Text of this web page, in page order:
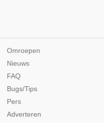
Omroepen
Nieuws
FAQ
Bugs/Tips
Pers
Adverteren